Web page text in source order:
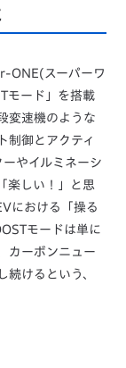
ONE(スーパーワ
モード」を搭載
変速機のような
制御とアクティ
やイルミネーシ
楽しい！」と思
における「操る
モードは単に
カーボンニュー
続けるという、